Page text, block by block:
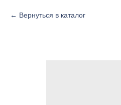
Вернуться в каталог